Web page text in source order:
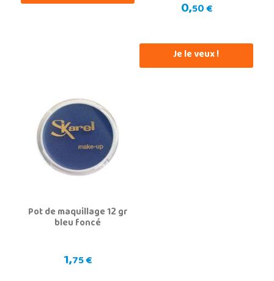
0,50 €
Je le veux !
Pot de maquillage 12 gr
bleu foncé
1,75 €